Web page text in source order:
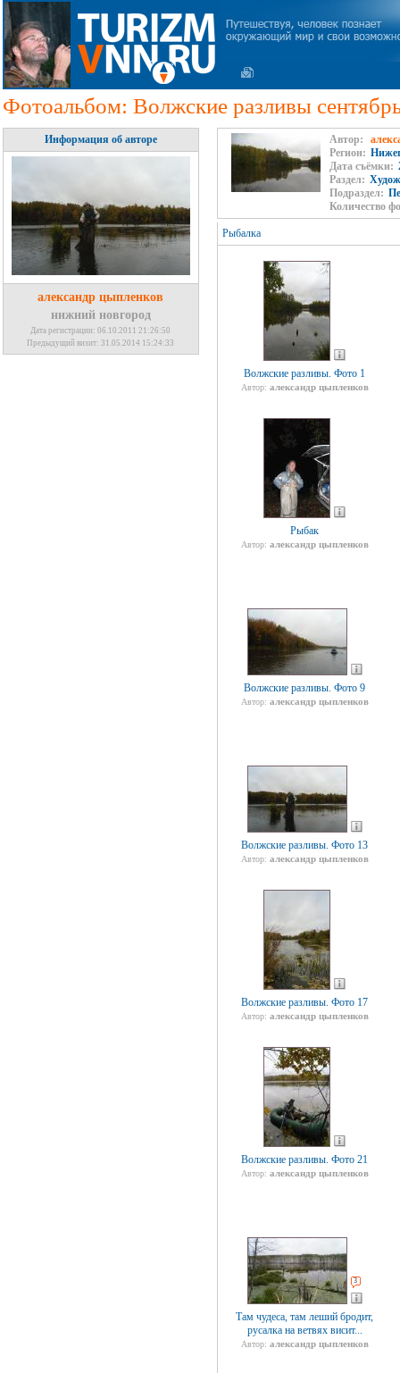
Фотоальбом: Волжские разливы
Информация об авторе
александр цыпленков
нижний новгород
Дата регистрации: 06.10.2011 21:26:50
Предыдущий визит: 31.05.2014 15:24:33
Автор:
Регион:
Дата съёмки:
Раздел:
Подраздел:
Количество
Рыбалка
Волжские разливы. Фото 1
Автор: александр цыпленков
Рыбак
Автор: александр цыпленков
Волжские разливы. Фото 9
Автор: александр цыпленков
Волжские разливы. Фото 13
Автор: александр цыпленков
Волжские разливы. Фото 17
Автор: александр цыпленков
Волжские разливы. Фото 21
Автор: александр цыпленков
3
Там чудеса, там леший бродит,
русалка на ветвях висит...
Автор: александр цыпленков